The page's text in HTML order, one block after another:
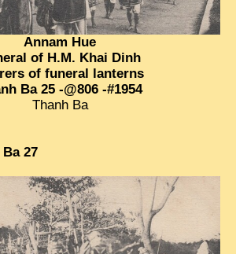
TRANSPORT
Annam Hue
of H.M. Khai Dinh
of funeral lanterns
Ba 25 -@806 -#1954
Thanh Ba
27